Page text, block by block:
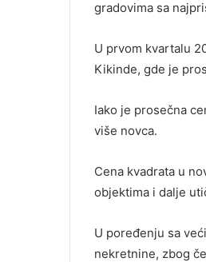
gradovima sa
U prvom kvartalu
Kikinde, gde je
Iako je prosečna
više novca.
Cena kvadrata u
objektima i dalje
U poređenju sa
nekretnine, zbog